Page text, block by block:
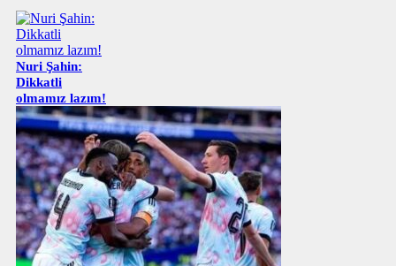
Nuri Şahin:
Dikkatli
olmamız lazım!